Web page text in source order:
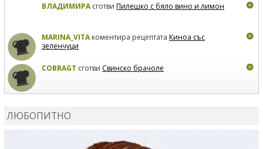
ВЛАДИМИРАсготви Пилешко с бяло вино и лимон
MARINA_VITAкоментира рецептата Киноа със
зеленчуци
COBRAGT сготви Свинско брачоле
ЛЮБОПИТНО